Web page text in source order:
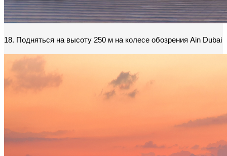
18. Подняться на высоту 250 м на колесе обозрения Ain Dubai